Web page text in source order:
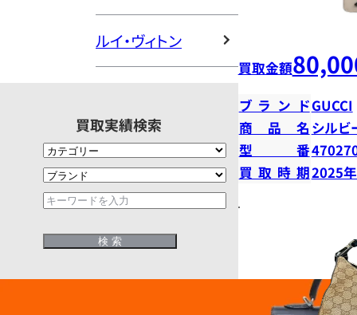
ルイ・ヴィトン
買取実績検索
買取金額
ブランドGUCCI
商品名 シルビ
型番
買取時期2025